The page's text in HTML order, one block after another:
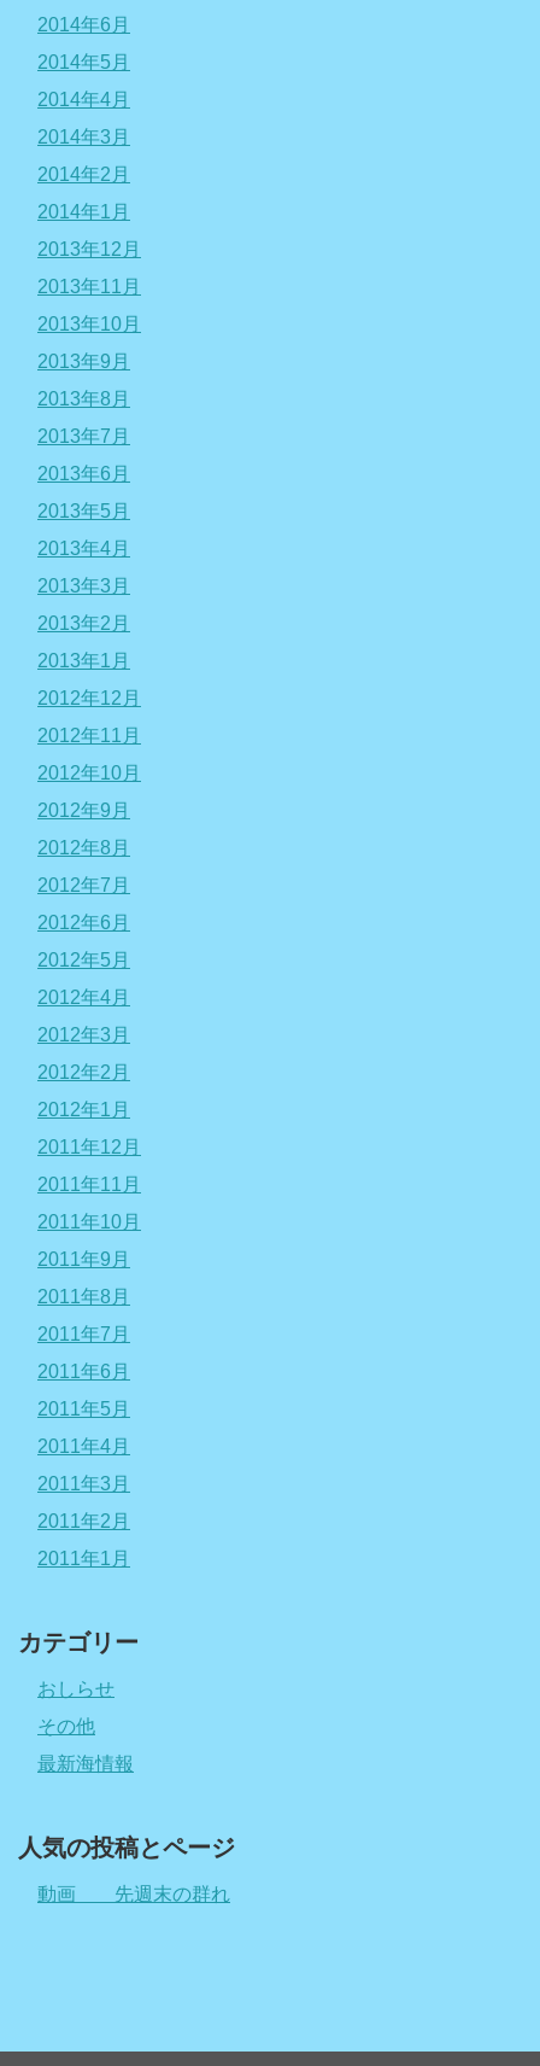
2014年6月
2014年5月
2014年4月
2014年3月
2014年2月
2014年1月
2013年12月
2013年11月
2013年10月
2013年9月
2013年8月
2013年7月
2013年6月
2013年5月
2013年4月
2013年3月
2013年2月
2013年1月
2012年12月
2012年11月
2012年10月
2012年9月
2012年8月
2012年7月
2012年6月
2012年5月
2012年4月
2012年3月
2012年2月
2012年1月
2011年12月
2011年11月
2011年10月
2011年9月
2011年8月
2011年7月
2011年6月
2011年5月
2011年4月
2011年3月
2011年2月
2011年1月
カテゴリー
おしらせ
その他
最新海情報
人気の投稿とページ
動画 先週末の群れ